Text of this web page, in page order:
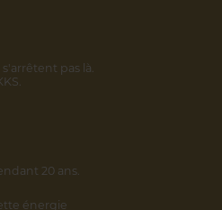
pas là.
20 ans.
énergie